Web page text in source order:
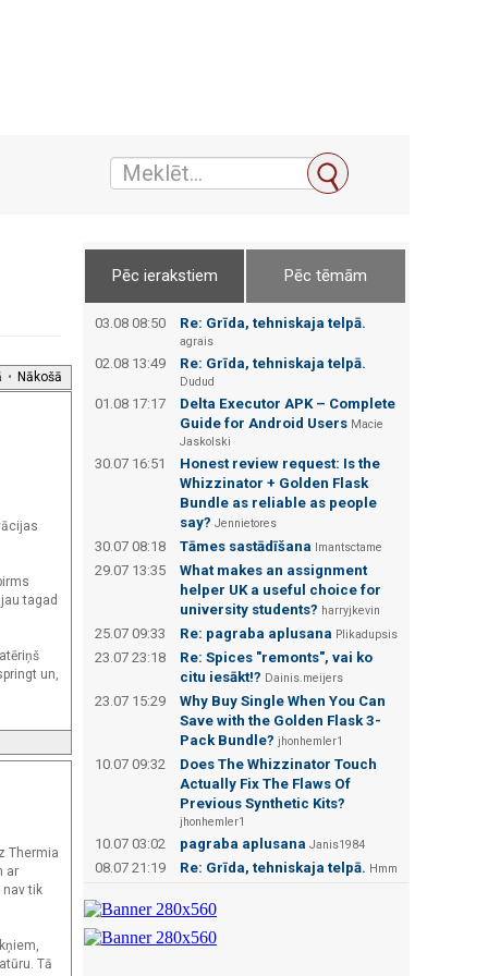
• Nākošā
tagad
un,
Thermia
ar
nav tik
Tā
Pēc ierakstiem Pēc tēmām
03.08 08:50 Re: Grīda, tehniskaja telpā.
agrais
02.08 13:49 Re: Grīda, tehniskaja telpā.
Dudud
01.08 17:17
Delta Executor APK – Complete
Guide for Android Users Macie
Jaskolski
30.07 16:51
Honest review request: Is the
Whizzinator + Golden Flask
Bundle as reliable as people
say? Jennietores
30.07 08:18 Tāmes sastādīšana Imantsctame
29.07 13:35
What makes an assignment
helper UK a useful choice for
university students? harryjkevin
25.07 09:33 Re: pagraba aplusana Plikadupsis
23.07 23:18
Re: Spices "remonts", vai ko
citu iesākt!? Dainis.meijers
23.07 15:29
Why Buy Single When You Can
Save with the Golden Flask 3-
Pack Bundle? jhonhemler1
10.07 09:32
Does The Whizzinator Touch
Actually Fix The Flaws Of
Previous Synthetic Kits?
jhonhemler1
10.07 03:02 pagraba aplusana Janis1984
08.07 21:19 Re: Grīda, tehniskaja telpā. Hmm